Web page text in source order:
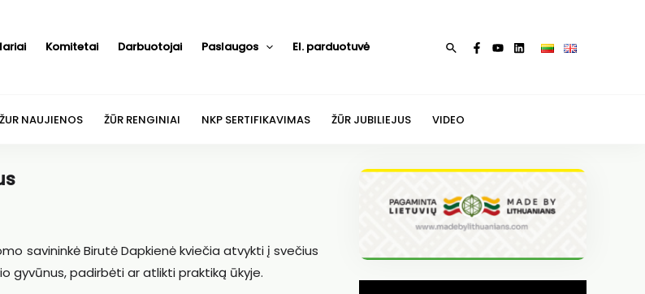
Komitetai Darbuotojai Paslaugos El. parduotuvė Paieška
ŽUR NAUJIENOS ŽŪR RENGINIAI NKP SERTIFIKAVIMAS ŽŪR JUBILIEJUS VIDEO
savininkė Birutė Dapkienė kviečia atvykti į svečius
gyvūnus, padirbėti ar atlikti praktiką ūkyje.